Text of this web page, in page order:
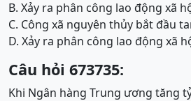
B. Xảy ra phân công lao động xã
C. Công xã nguyên thủy bắt đầu
D. Xảy ra phân công lao động xã
Câu hỏi 673735:
Khi Ngân hàng Trung ương tăng